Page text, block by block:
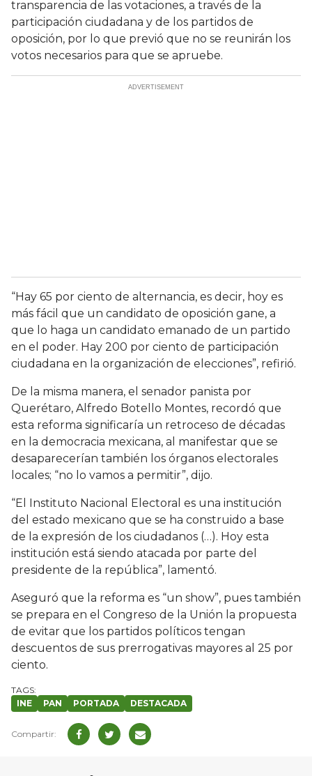
transparencia de las votaciones, a través de la
participación ciudadana y de los partidos de
oposición, por lo que previó que no se reunirán los
votos necesarios para que se apruebe.
“Hay 65 por ciento de alternancia, es decir, hoy es
más fácil que un candidato de oposición gane, a
que lo haga un candidato emanado de un partido
en el poder. Hay 200 por ciento de participación
ciudadana en la organización de elecciones”, refirió.
De la misma manera, el senador panista por
Querétaro, Alfredo Botello Montes, recordó que
esta reforma significaría un retroceso de décadas
en la democracia mexicana, al manifestar que se
desaparecerían también los órganos electorales
locales; “no lo vamos a permitir”, dijo.
“El Instituto Nacional Electoral es una institución
del estado mexicano que se ha construido a base
de la expresión de los ciudadanos (…). Hoy esta
institución está siendo atacada por parte del
presidente de la república”, lamentó.
Aseguró que la reforma es “un show”, pues también
se prepara en el Congreso de la Unión la propuesta
de evitar que los partidos políticos tengan
descuentos de sus prerrogativas mayores al 25 por
ciento.
INE PAN PORTADA DESTACADA